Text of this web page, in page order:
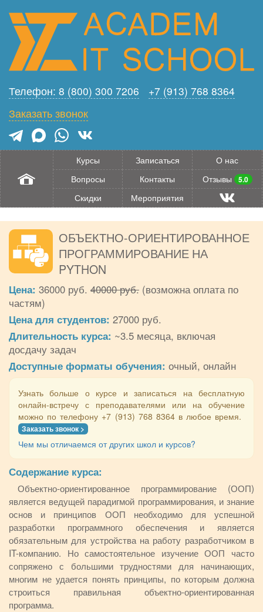
Телефон: 8 (800) 300 7206
+7 (913) 768 8364
Заказать звонок
Курсы Записаться
О нас
Вопросы
Контакты Отзывы 5.0
Скидки Мероприятия
ОБЪЕКТНО-ОРИЕНТИРОВАННОЕ
ПРОГРАММИРОВАНИЕ НА
PYTHON
Цена: 36000 руб. 40000 руб. (возможна оплата по
частям)
Цена для студентов: 27000 руб.
Длительность курса: ~3.5 месяца, включая
досдачу задач
Доступные форматы обучения: очный, онлайн
Узнать больше о курсе и записаться на бесплатную
онлайн-встречу с преподавателями или на обучение
можно по телефону +7 (913) 768 8364 в любое время.
Заказать звонок >
Чем мы отличаемся от других школ и курсов?
Содержание курса:
Объектно-ориентированное программирование (ООП)
является ведущей парадигмой программирования, и знание
основ и принципов ООП необходимо для успешной
разработки программного обеспечения и является
обязательным для устройства на работу разработчиком в
IT-компанию. Но самостоятельное изучение ООП часто
сопряжено с большими трудностями для начинающих,
многим не удается понять принципы, по которым должна
строиться правильная объектно-ориентированная
программа.